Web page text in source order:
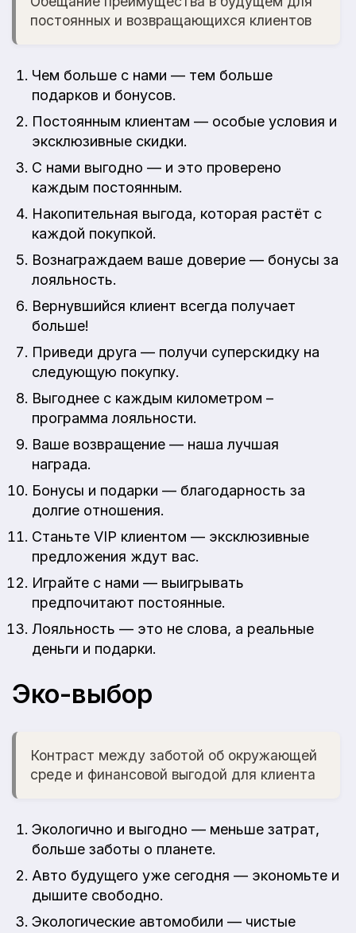
постоянных и возвращающихся клиентов
Чем больше с нами — тем больше
подарков и бонусов.
Постоянным клиентам — особые условия и
эксклюзивные скидки.
С нами выгодно — и это проверено
каждым постоянным.
Накопительная выгода, которая растёт с
каждой покупкой.
Вознаграждаем ваше доверие — бонусы за
лояльность.
Вернувшийся клиент всегда получает
больше!
Приведи друга — получи суперскидку на
следующую покупку.
Выгоднее с каждым километром –
программа лояльности.
Ваше возвращение — наша лучшая
награда.
Бонусы и подарки — благодарность за
долгие отношения.
Станьте VIP клиентом — эксклюзивные
предложения ждут вас.
Играйте с нами — выигрывать
предпочитают постоянные.
Лояльность — это не слова, а реальные
деньги и подарки.
Эко-выбор
Контраст между заботой об окружающей
среде и финансовой выгодой для клиента
Экологично и выгодно — меньше затрат,
больше заботы о планете.
Авто будущего уже сегодня — экономьте и
дышите свободно.
Экологические автомобили — чистые